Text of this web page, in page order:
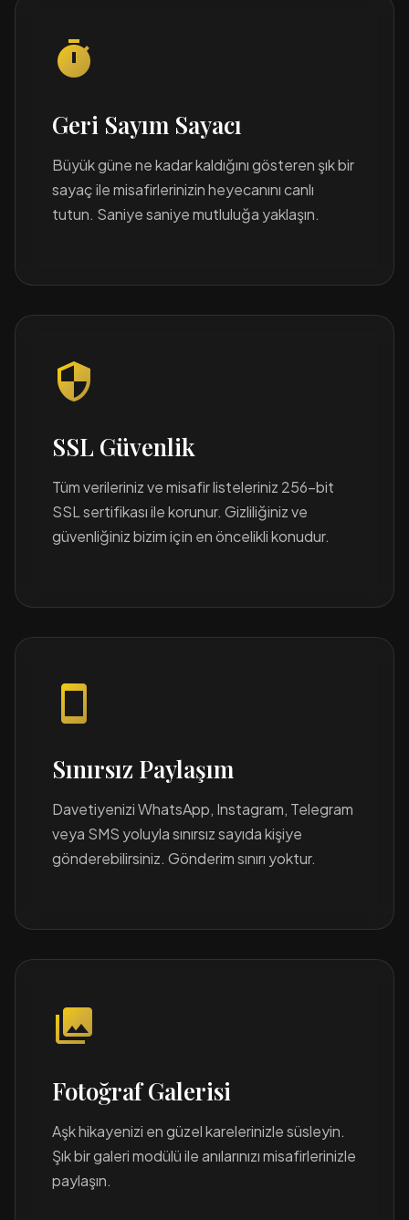
timer
Geri Sayım Sayacı
Büyük güne ne kadar kaldığını gösteren şık bir
sayaç ile misafirlerinizin heyecanını canlı
tutun. Saniye saniye mutluluğa yaklaşın.
security
SSL Güvenlik
Tüm verileriniz ve misafir listeleriniz 256-bit
SSL sertifikası ile korunur. Gizliliğiniz ve
güvenliğiniz bizim için en öncelikli konudur.
smartphone
Sınırsız Paylaşım
Davetiyenizi WhatsApp, Instagram, Telegram
veya SMS yoluyla sınırsız sayıda kişiye
gönderebilirsiniz. Gönderim sınırı yoktur.
photo_library
Fotoğraf Galerisi
Aşk hikayenizi en güzel karelerinizle süsleyin.
Şık bir galeri modülü ile anılarınızı misafirlerinizle
paylaşın.